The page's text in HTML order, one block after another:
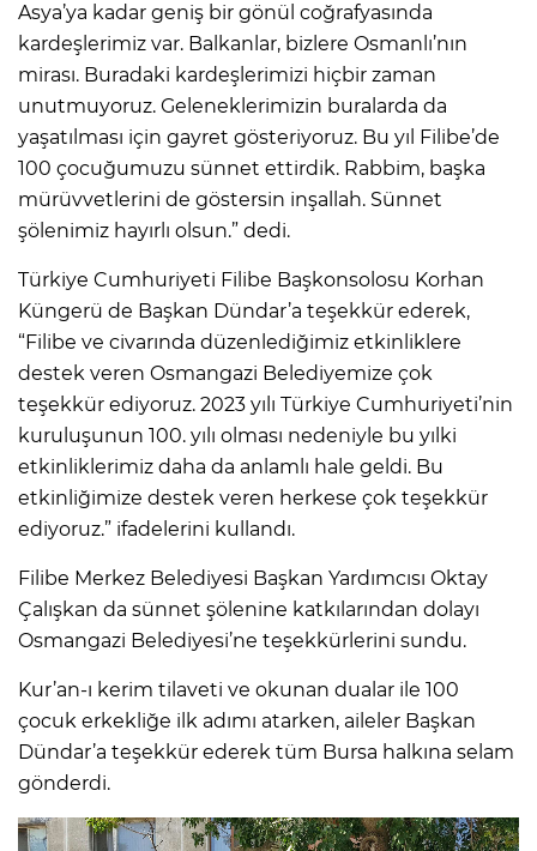
Asya’ya kadar geniş bir gönül coğrafyasında
kardeşlerimiz var. Balkanlar, bizlere Osmanlı’nın
mirası. Buradaki kardeşlerimizi hiçbir zaman
unutmuyoruz. Geleneklerimizin buralarda da
yaşatılması için gayret gösteriyoruz. Bu yıl Filibe’de
100 çocuğumuzu sünnet ettirdik. Rabbim, başka
mürüvvetlerini de göstersin inşallah. Sünnet
şölenimiz hayırlı olsun.” dedi.
Türkiye Cumhuriyeti Filibe Başkonsolosu Korhan
Küngerü de Başkan Dündar’a teşekkür ederek,
“Filibe ve civarında düzenlediğimiz etkinliklere
destek veren Osmangazi Belediyemize çok
teşekkür ediyoruz. 2023 yılı Türkiye Cumhuriyeti’nin
kuruluşunun 100. yılı olması nedeniyle bu yılki
etkinliklerimiz daha da anlamlı hale geldi. Bu
etkinliğimize destek veren herkese çok teşekkür
ediyoruz.” ifadelerini kullandı.
Filibe Merkez Belediyesi Başkan Yardımcısı Oktay
Çalışkan da sünnet şölenine katkılarından dolayı
Osmangazi Belediyesi’ne teşekkürlerini sundu.
Kur’an-ı kerim tilaveti ve okunan dualar ile 100
çocuk erkekliğe ilk adımı atarken, aileler Başkan
Dündar’a teşekkür ederek tüm Bursa halkına selam
gönderdi.